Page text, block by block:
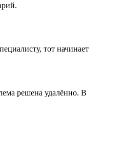
тот начинает
решена удалённо. В